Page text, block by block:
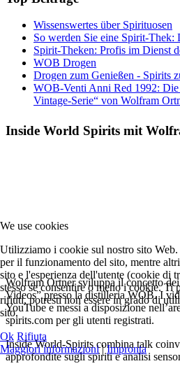
Wissenswertes über Spirituosen
So werden Sie eine Spirit-Thek:
Spirit-Theken: Profis im Dienst
WOB Drogen
Drogen zum Genießen - Spirits
WOB-Venti Anni Red 1992:
Vintage-Serie“ von Wolfram
Inside World Spirits mit
Wolfram Ortner sviluppa il concetto
Videos” presso la distilleria WOB. I
YouTube e messi a disposizione
spirits.com per gli utenti registrati.
Inside World-Spirits combina talk
approfondite sugli spiriti e analisi
We use cookies
Utilizziamo i cookie sul nostro sito
per il funzionamento del sito, mentre
sito e l'esperienza dell'utente (cookie di
stesso se consentire o meno i cookie. Ti
rifiuti, potresti non essere in grado di
sito.
Ok Rifiuta
Maggiori informazioni|Impronta